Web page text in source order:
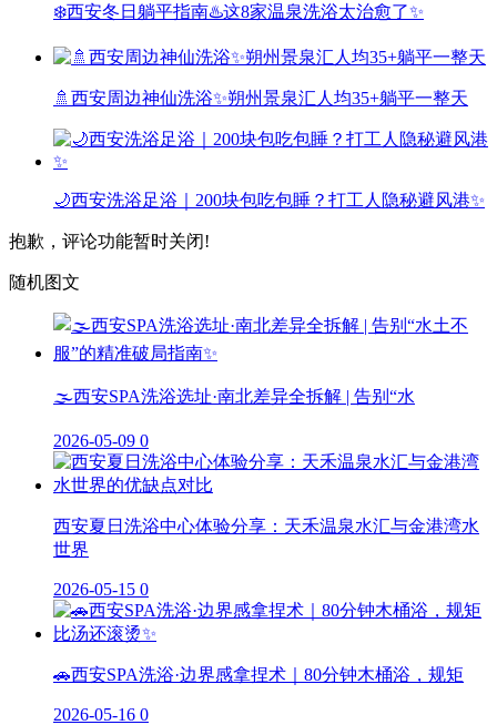
❄️西安冬日躺平指南♨️这8家温泉洗浴太治愈了✨
🚿西安周边神仙洗浴✨朔州景泉汇人均35+躺平一整天
🌙西安洗浴足浴｜200块包吃包睡？打工人隐秘避风港✨
抱歉，评论功能暂时关闭!
随机图文
🌫️西安SPA洗浴选址·南北差异全拆解 | 告别“水
2026-05-09 0
西安夏日洗浴中心体验分享：天禾温泉水汇与金港湾水
世界
2026-05-15 0
🚗西安SPA洗浴·边界感拿捏术｜80分钟木桶浴，规矩
2026-05-16 0